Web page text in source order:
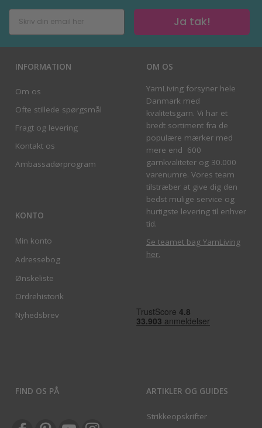
Ja tak!
INFORMATION
Om os
Ofte stillede spørgsmål
Fragt og levering
Kontakt os
Ambassadørprogram
KONTO
Min konto
Adressebog
Ønskeliste
Ordrehistorik
Nyhedsbrev
OM OS
YarnLiving forsyner hele
Danmark med
kvalitetsgarn. Vi har et
bredt sortiment fra de
populære mærker med
mere end 600
garnkvaliteter og 30.000
varenumre. Vores team
tilstræber at give dig den
bedst mulige service og
hurtigste levering til enhver
tid.
Se teamet bag YarnLiving
her.
FIND OS PÅ ARTIKLER OG GUIDES
Strikkeopskrifter